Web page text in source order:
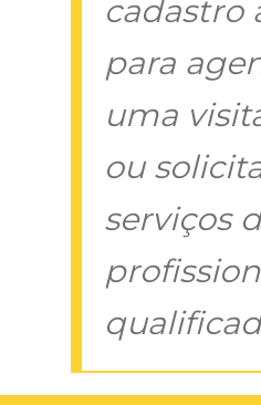
cadastro
para
uma
ou
serviços